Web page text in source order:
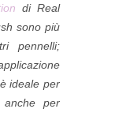
di Real
sono più
pennelli;
ideale per
per